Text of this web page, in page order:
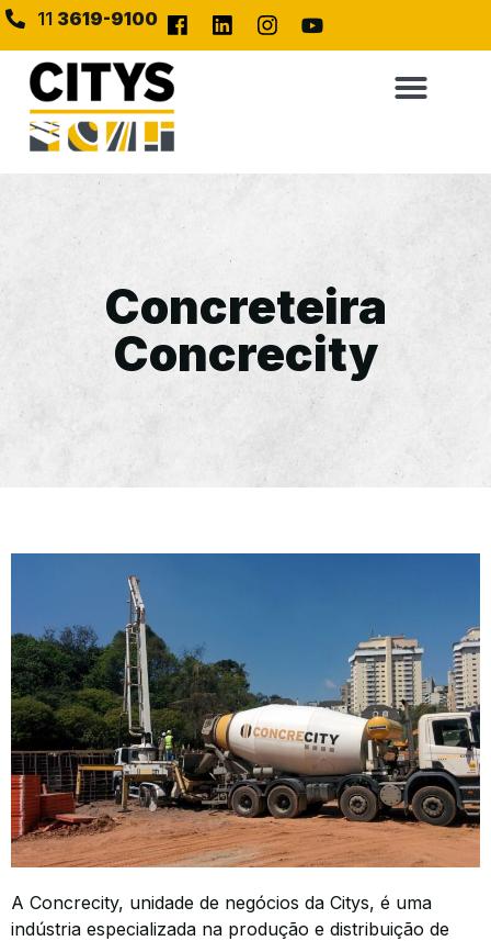
11 3619-9100
Concreteira
Concrecity
A Concrecity, unidade de negócios da Citys, é uma
indústria especializada na produção e distribuição de